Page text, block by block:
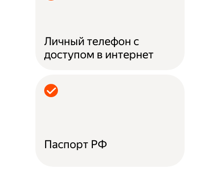
Личный телефон с
доступом в интернет
Паспорт РФ